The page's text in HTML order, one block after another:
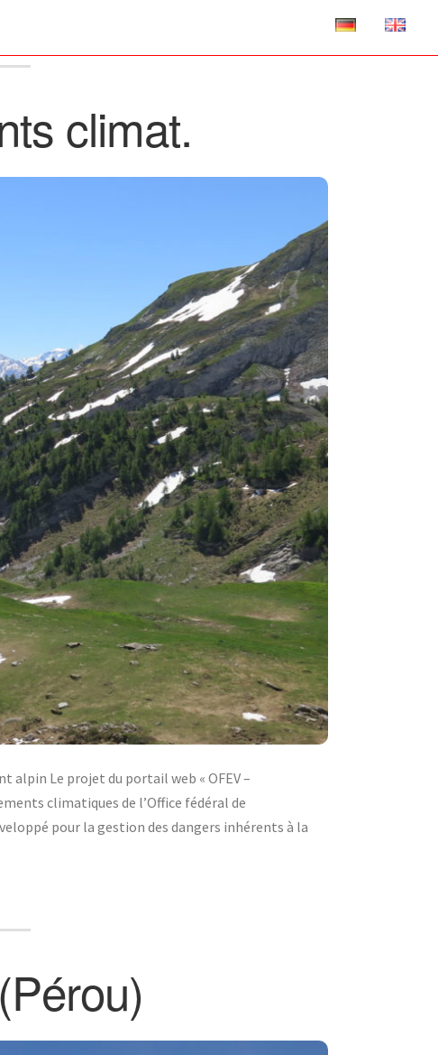
climat.
alpin Le projet du portail web « OFEV –
climatiques de l’Office fédéral de
pour la gestion des dangers inhérents à la